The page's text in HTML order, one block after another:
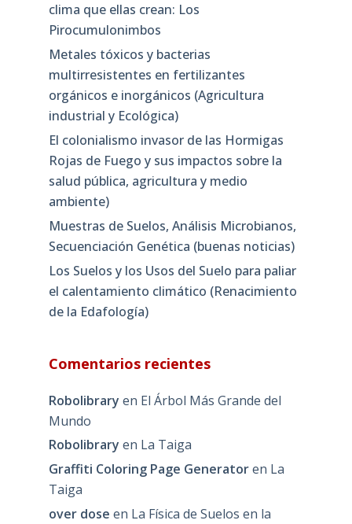
clima que ellas crean: Los
Pirocumulonimbos
Metales tóxicos y bacterias
multirresistentes en fertilizantes
orgánicos e inorgánicos (Agricultura
industrial y Ecológica)
El colonialismo invasor de las Hormigas
Rojas de Fuego y sus impactos sobre la
salud pública, agricultura y medio
ambiente)
Muestras de Suelos, Análisis Microbianos,
Secuenciación Genética (buenas noticias)
Los Suelos y los Usos del Suelo para paliar
el calentamiento climático (Renacimiento
de la Edafología)
Comentarios recientes
Robolibrary en El Árbol Más Grande del
Mundo
Robolibrary en La Taiga
Graffiti Coloring Page Generatoren La
Taiga
over dose en La Física de Suelos en la